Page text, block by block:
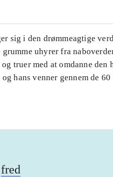
sig i den drømmeagtige
uhyrer fra
truer med at omdanne den
hans venner gennem de
fred